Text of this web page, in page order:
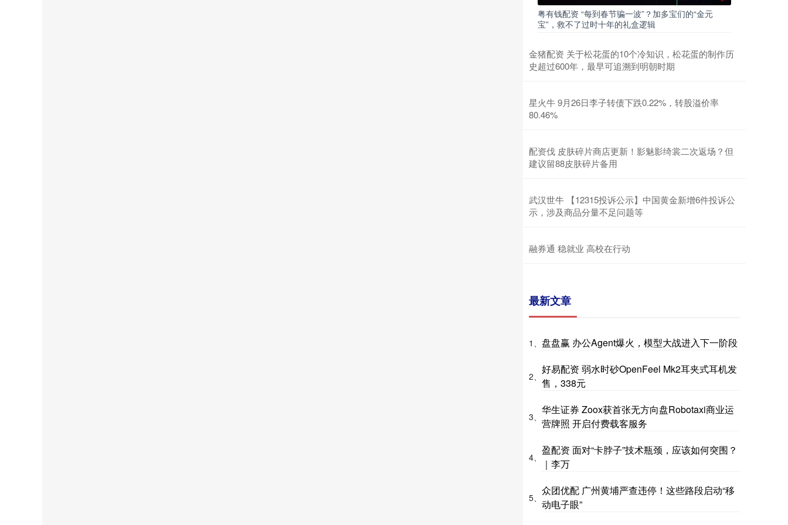
粤有钱配资 “每到春节骗一波”？加多宝们的“金元
宝”，救不了过时十年的礼盒逻辑
金猪配资 关于松花蛋的10个冷知识，松花蛋的制作历
史超过600年，最早可追溯到明朝时期
星火牛 9月26日李子转债下跌0.22%，转股溢价率
80.46%
配资伐 皮肤碎片商店更新！影魅影绮裳二次返场？但
建议留88皮肤碎片备用
武汉世牛 【12315投诉公示】中国黄金新增6件投诉公
示，涉及商品分量不足问题等
融券通 稳就业 高校在行动
最新文章
1、 盘盘赢 办公Agent爆火，模型大战进入下一阶段
2、
好易配资 弱水时砂OpenFeel Mk2耳夹式耳机发
售，338元
3、
华生证券 Zoox获首张无方向盘Robotaxi商业运
营牌照 开启付费载客服务
4、
盈配资 面对“卡脖子”技术瓶颈，应该如何突围？
｜李万
5、
众团优配 广州黄埔严查违停！这些路段启动“移
动电子眼”